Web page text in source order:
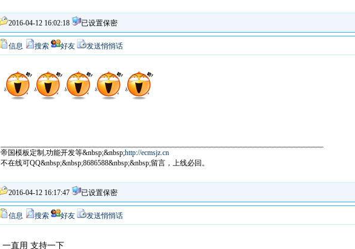
2016-04-12 16:02:18 已设置保密
信息 搜索 好友 发送悄悄话
帝国模板定制,功能开发等&nbsp;&nbsp;http://ecmsjz.cn
不在线可QQ&nbsp;&nbsp;8686588&nbsp;&nbsp;留言，上线必回。
2016-04-12 16:17:47 已设置保密
信息 搜索 好友 发送悄悄话
一直用 支持一下